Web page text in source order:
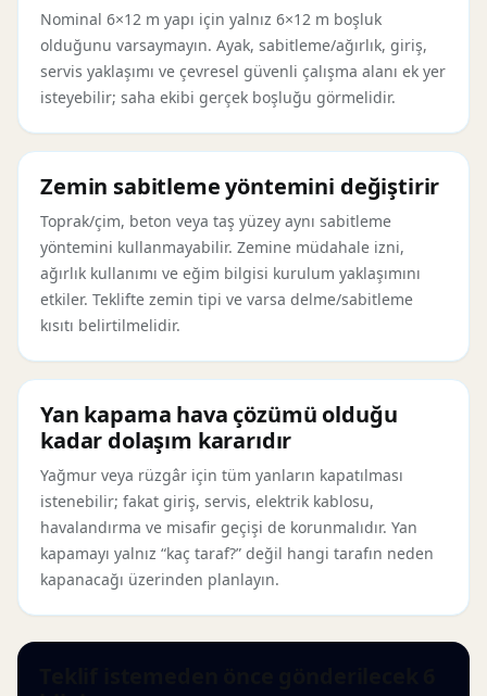
Nominal 6×12 m yapı için yalnız 6×12 m boşluk
olduğunu varsaymayın. Ayak, sabitleme/ağırlık, giriş,
servis yaklaşımı ve çevresel güvenli çalışma alanı ek yer
isteyebilir; saha ekibi gerçek boşluğu görmelidir.
Zemin sabitleme yöntemini değiştirir
Toprak/çim, beton veya taş yüzey aynı sabitleme
yöntemini kullanmayabilir. Zemine müdahale izni,
ağırlık kullanımı ve eğim bilgisi kurulum yaklaşımını
etkiler. Teklifte zemin tipi ve varsa delme/sabitleme
kısıtı belirtilmelidir.
Yan kapama hava çözümü olduğu
kadar dolaşım kararıdır
Yağmur veya rüzgâr için tüm yanların kapatılması
istenebilir; fakat giriş, servis, elektrik kablosu,
havalandırma ve misafir geçişi de korunmalıdır. Yan
kapamayı yalnız “kaç taraf?” değil hangi tarafın neden
kapanacağı üzerinden planlayın.